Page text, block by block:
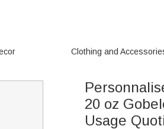
Clothing and
20 oz
Usage